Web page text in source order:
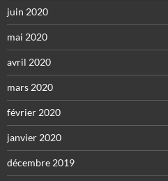
juin 2020
mai 2020
avril 2020
mars 2020
février 2020
janvier 2020
décembre 2019